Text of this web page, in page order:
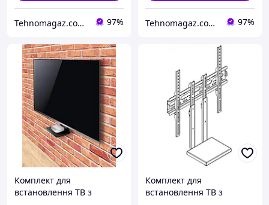
Tehnomagaz.com.ua - це передовий інтернет-магазин, спеціалізуючийся на продажу техніки 97% Tehnomagaz.com.ua - це передовий інтернет-магазин, спеціалізуючийся на продажу техніки 97%
Комплект для
встановлення ТВ з
Комплект для
встановлення ТВ з